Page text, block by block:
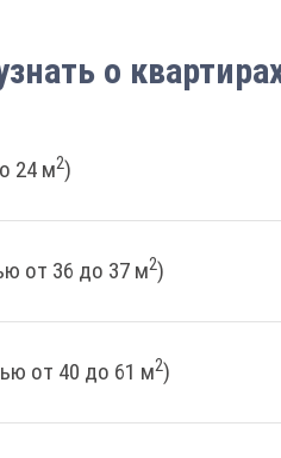
о
24 м2)
от 36 до 37 м2)
от 40 до 61 м2)